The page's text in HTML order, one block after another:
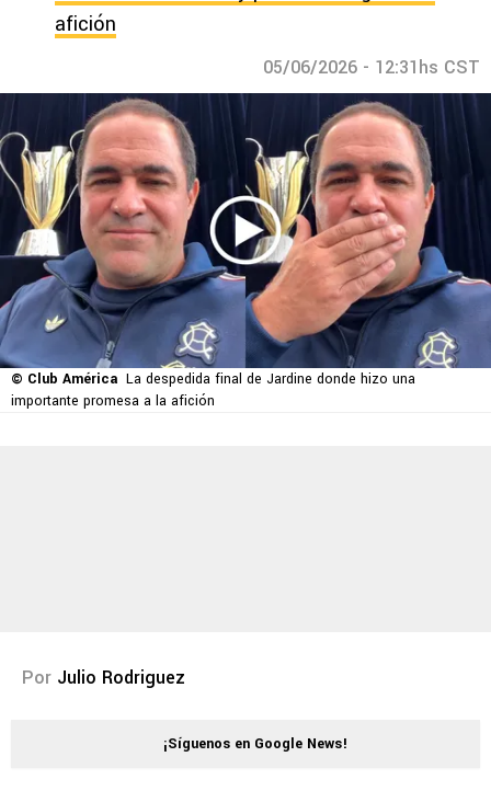
afición
05/06/2026 - 12:31hs CST
© Club América La despedida final de Jardine donde hizo una
importante promesa a la afición
Por Julio Rodriguez
¡Síguenos en Google News!